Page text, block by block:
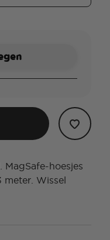
MagSafe-hoesjes
Wissel